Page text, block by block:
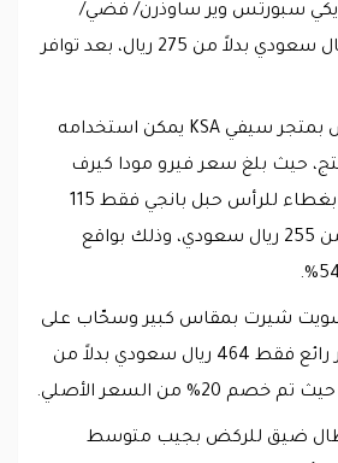
سبورتس وير ساوذرن/ فضي/
أخضر فقط 206 ريال سعودي بدلاً من 275 ريال، بعد توافر
كود الخصم الخاص بمتجر سيفي KSA يمكن استخدامه
حيث بلغ سعر فيرو مودا كيرف
جاكيت كيرف باركا بغطاء للرأس حبل بانجي فقط 115
ريال سعودي بدلاً من 255 ريال سعودي، وذلك بواقع
سويت شيرت بمقاس كبير وسحّاب على
الرقبة أسود بسعر رائع فقط 464 ريال سعودي بدلاً من
ضيق للركض بجيب متوسط